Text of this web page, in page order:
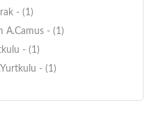
- (1)
A.Camus - (1)
- (1)
- (1)